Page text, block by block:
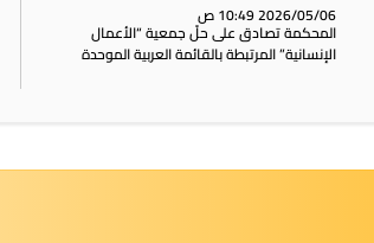
2026/05/06 10:49 ص
المحكمة تصادق على حلّ جمعية “الأعمال
الإنسانية” المرتبطة بالقائمة العربية الموحدة